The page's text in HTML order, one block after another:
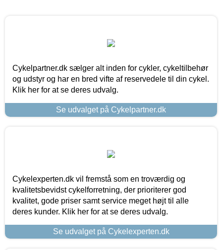
Cykelpartner.dk sælger alt inden for cykler, cykeltilbehør
og udstyr og har en bred vifte af reservedele til din cykel.
Klik her for at se deres udvalg.
Se udvalget på Cykelpartner.dk
Cykelexperten.dk vil fremstå som en troværdig og
kvalitetsbevidst cykelforretning, der prioriterer god
kvalitet, gode priser samt service meget højt til alle
deres kunder. Klik her for at se deres udvalg.
Se udvalget på Cykelexperten.dk